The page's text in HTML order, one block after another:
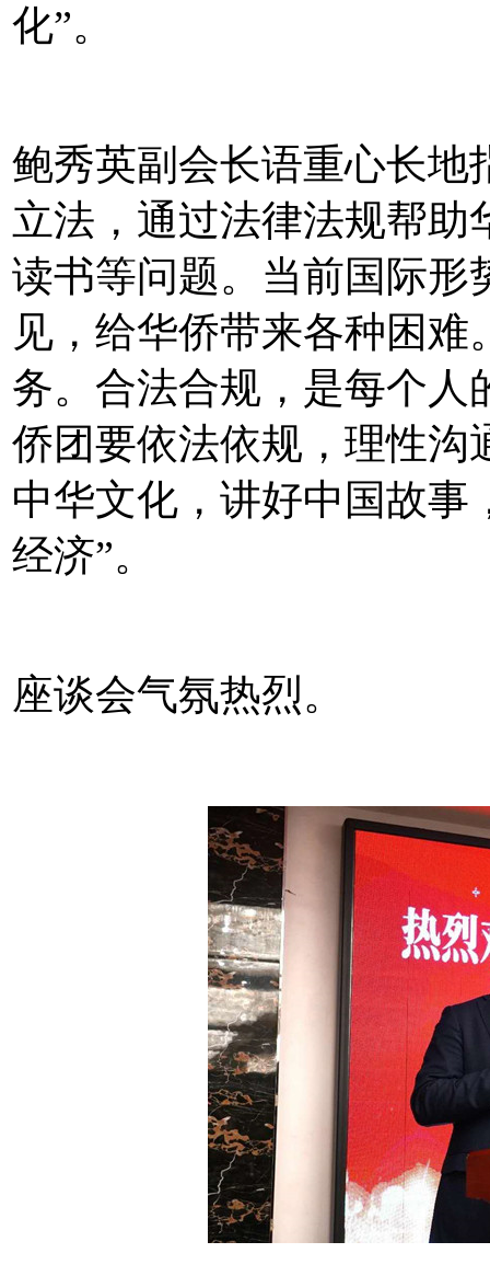
化”。
鲍秀英副会长语重心长地
立法，通过法律法规帮助
读书等问题。当前国际形
见，给华侨带来各种困
务。合法合规，是每个人
侨团要依法依规，理性沟
中华文化，讲好中国故事
经济”。
座谈会气氛热烈。